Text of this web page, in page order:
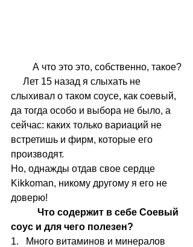
         А что это это, собственно, такое?
слыхивал о таком соусе, как соевый,
да тогда особо и выбора не было, а
сейчас: каких только вариаций не
встретишь и фирм, которые его
производят.
Но, однажды отдав свое сердце
Kikkoman, никому другому я его не
доверю!
Что содержит в себе Соевый
соус и для чего полезен?
1.   Много витаминов и минералов